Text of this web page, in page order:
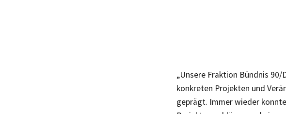
„Unsere Fraktion Bündnis
konkreten Projekten und
geprägt. Immer wieder